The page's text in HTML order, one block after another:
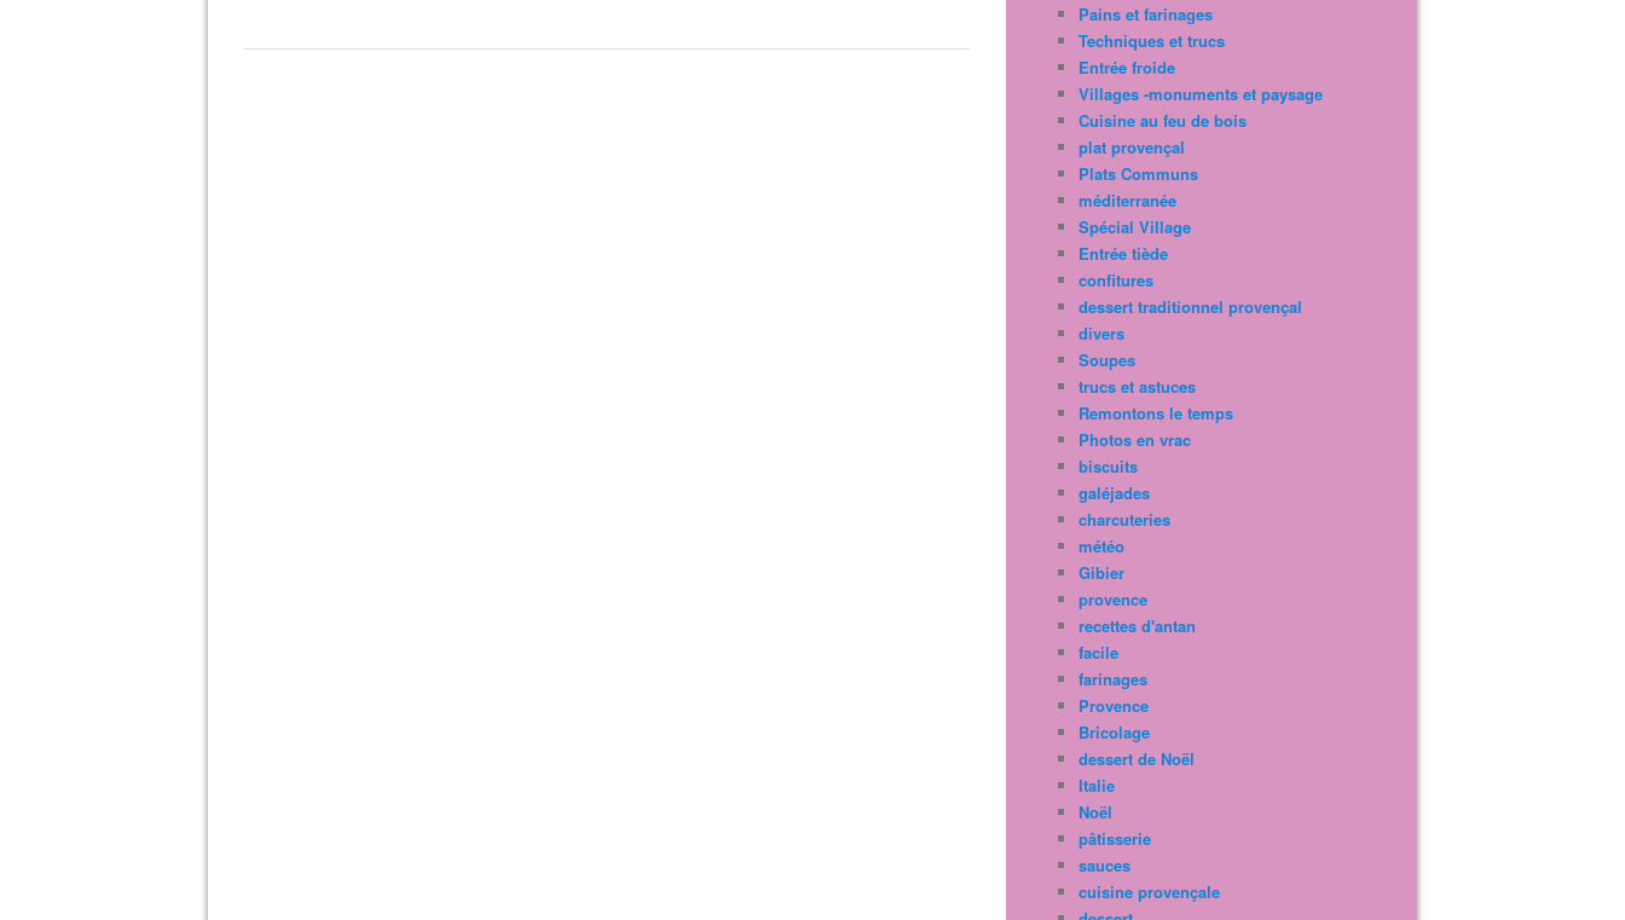
Pains et farinages
Techniques et trucs
Entrée froide
Villages -monuments et paysage
Cuisine au feu de bois
plat provençal
Plats Communs
méditerranée
Spécial Village
Entrée tiède
confitures
dessert traditionnel provençal
divers
Soupes
trucs et astuces
Remontons le temps
Photos en vrac
biscuits
galéjades
charcuteries
météo
Gibier
provence
recettes d'antan
facile
farinages
Provence
Bricolage
dessert de Noël
Italie
Noël
pâtisserie
sauces
cuisine provençale